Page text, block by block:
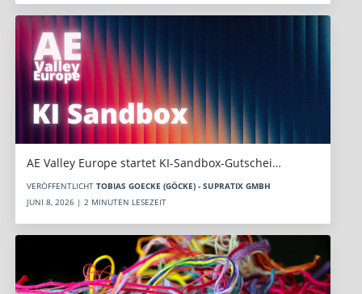
AE Valley Europe startet KI-Sandbox-Gutschei…
VERÖFFENTLICHT TOBIAS GOECKE (GÖCKE) - SUPRATIX GMBH
JUNI 8, 2026 | 2 MINUTEN LESEZEIT